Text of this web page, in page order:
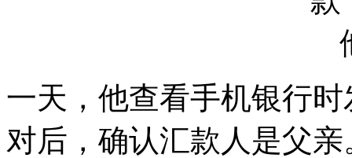
一天，他查看手机银行
对后，确认汇款人是父